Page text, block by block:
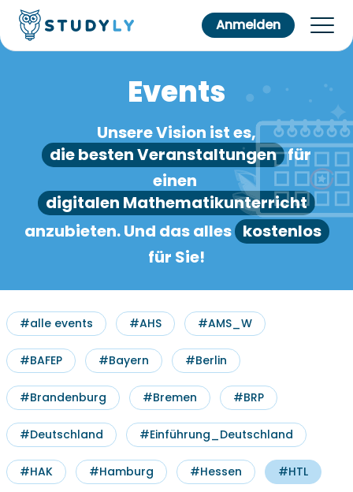
Anmelden
Events
Unsere Vision ist es,
die besten Veranstaltungen für
einen
digitalen Mathematikunterricht
anzubieten. Und das alles kostenlos
für Sie!
#alle events #AHS #AMS_W
#BAFEP #Bayern #Berlin
#Brandenburg #Bremen #BRP
#Deutschland #Einführung_Deutschland
#HAK #Hamburg #Hessen #HTL